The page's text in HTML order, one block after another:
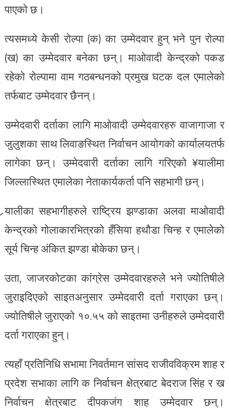
पाएको छ।
त्यसमध्ये केसी रोल्पा (क) का उम्मेदवार हुन् भने पुन रोल्पा
(ख) का उम्मेदवार बनेका छन्। माओवादी केन्द्रको पकड
रहेको रोल्पामा वाम गठबन्धनको प्रमुख घटक दल एमालेको
तर्फबाट उम्मेदवार छैनन्।
उम्मेदवारी दर्ताका लागि माओवादी उम्मेदवारहरु वाजागाजा र
जुलुशका साथ लिवाङस्थित निर्वाचन आयोगको कार्यालयतर्फ
लागेका छन्। उम्मेदवारी दर्ताका लागि गरिएको ¥यालीमा
जिल्लास्थित एमालेका नेताकार्यकर्ता पनि सहभागी छन्।
र्‍यालीका सहभागीहरुले राष्ट्रिय झण्डाका अलवा माओवादी
केन्द्रको गोलाकारभित्रको हँसिया हथौडा चिन्ह र एमालेको
सूर्य चिन्ह अंकित झण्डा बोकेका छन्।
उता, जाजरकोटका कांग्रेस उम्मेदवारहरुले भने ज्योतिषीले
जुराइदिएको साइतअनुसार उम्मेदवारी दर्ता गराएका छन्।
ज्योतिषीले जुराएको १०.५५ को साइतमा उनीहरुले उम्मेदवारी
दर्ता गराएका हुन्।
त्यहाँ प्रतिनिधि सभामा निवर्तमान सांसद राजीवविक्रम शाह र
प्रदेश सभाका लागि क निर्वाचन क्षेत्रबाट बेदराज सिंह र ख
निर्वाचन क्षेत्रबाट दीपकजंग शाह उम्मेदवार छन्।